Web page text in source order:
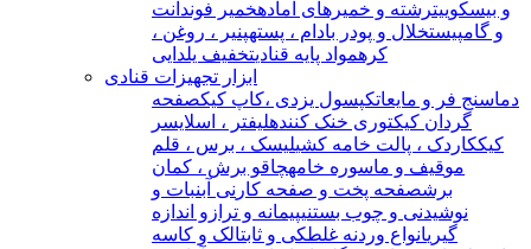
و بیسکوییترشته و خمیرهای آمادهخمیر فوندانت
و گامپیستخلال و پودر بادام ، پستهپنیر ، روغن ،
کرهمواد پایه قنادیتخفیف یلدایی
ابزار تجهیزات قنادی
دماسنج فر و مایعاتکپسول یزدی ،کاپ کیکصفحه
گردان کیکتوری خنک کنندهلیفتر ، اسلایسر
کیککاردک ، پالت خامه کشیلیسک ، برس ، قلم
موقیف و ماسوره خامهچاقو برش ، کمان
برشصفحه پخت و صفحه کار نی آبنبات و
نوشیدنی و چوب بستنیپیمانه و ترازو اندازه
گیریانواع وردنه غلطکی و ثابتالک و کاسه